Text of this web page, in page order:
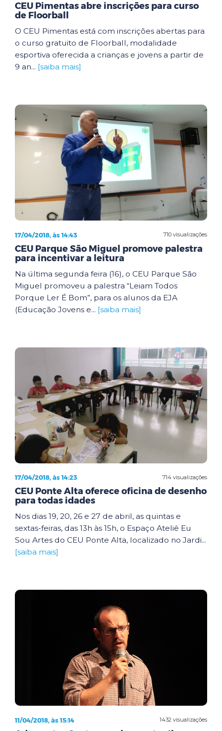
CEU Pimentas abre inscrições para curso
de Floorball
O CEU Pimentas está com inscrições abertas para
o curso gratuito de Floorball, modalidade
esportiva oferecida a crianças e jovens a partir de
9 an... [saiba mais]
710 visualizações
17/04/2018, às 14:43
CEU Parque São Miguel promove palestra
para incentivar a leitura
Na última segunda feira (16), o CEU Parque São
Miguel promoveu a palestra “Leiam Todos
Porque Ler É Bom”, para os alunos da EJA
(Educação Jovens e... [saiba mais]
714 visualizações
17/04/2018, às 14:23
CEU Ponte Alta oferece oficina de desenho
para todas idades
Nos dias 19, 20, 26 e 27 de abril, as quintas e
sextas-feiras, das 13h às 15h, o Espaço Ateliê Eu
Sou Artes do CEU Ponte Alta, localizado no Jardi...
[saiba mais]
1432 visualizações
11/04/2018, às 15:14